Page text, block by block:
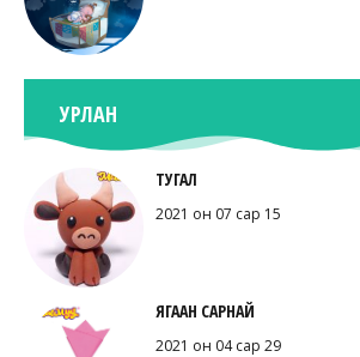
УРЛАН
ТУГАЛ
2021 он 07 сар 15
ЯГААН САРНАЙ
2021 он 04 сар 29